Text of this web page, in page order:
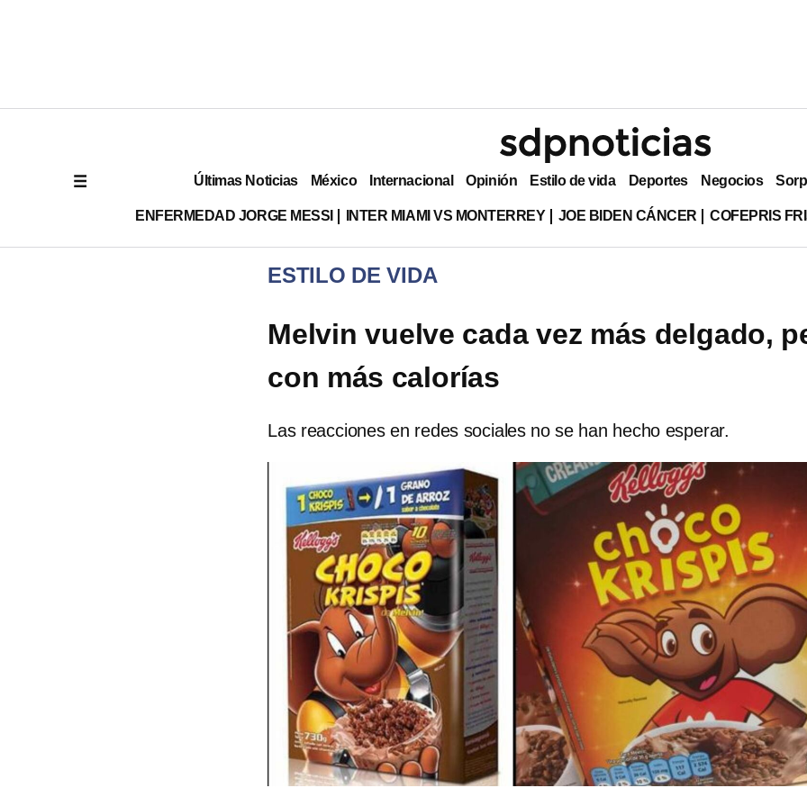
Últimas Noticias México Internacional Opinión Estilo de vida Deportes Negocios
ENFERMEDAD JORGE MESSI INTER MIAMI VS MONTERREY JOE BIDEN CÁNCER COFEPRIS
ESTILO DE VIDA
Melvin vuelve cada vez más delgado,
con más calorías
Las reacciones en redes sociales no se han hecho esperar.